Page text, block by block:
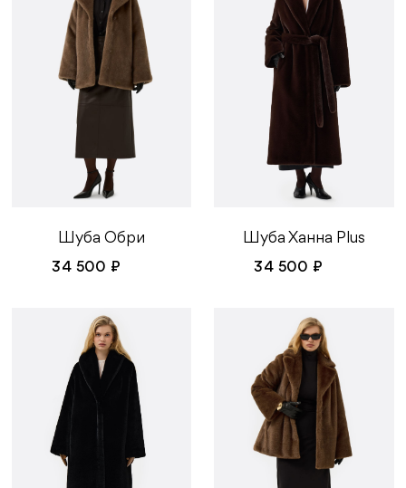
Шуба Обри
34 500 ₽
Шуба Ханна Plus
34 500 ₽